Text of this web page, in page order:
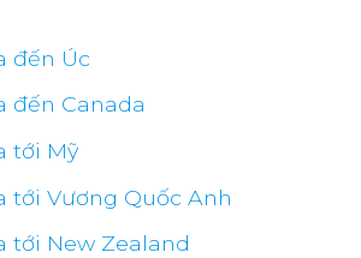
đến Úc
đến Canada
tới Mỹ
tới Vương Quốc Anh
tới New Zealand